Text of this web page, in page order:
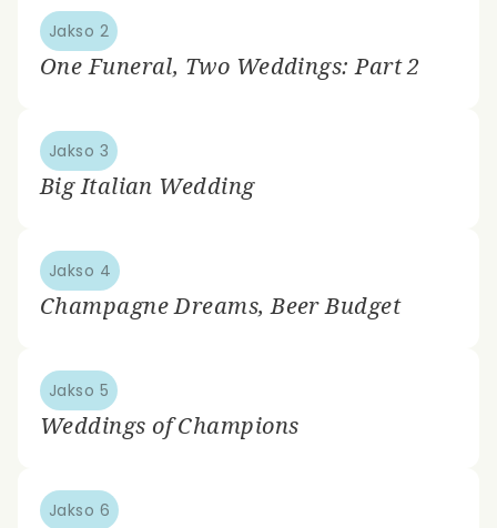
Jakso 2
One Funeral, Two Weddings: Part 2
Jakso 3
Big Italian Wedding
Jakso 4
Champagne Dreams, Beer Budget
Jakso 5
Weddings of Champions
Jakso 6